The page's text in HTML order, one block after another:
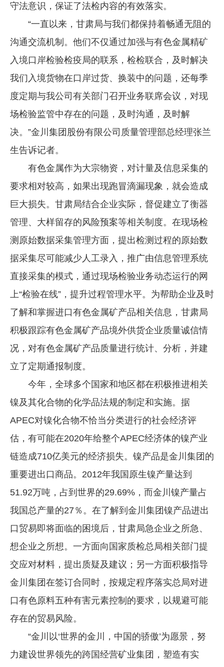
守法意识，保证了法检内容的有效落实。
“一直以来，甘肃局与我们都保持着畅通无阻的
沟通交流机制。他们不仅通过加强与有色金属精矿
入境口岸检验检疫局的联系，检检联合，及时解决
我们入境货物在口岸过货、换装中的问题，还每季
度定期与我公司有关部门召开业务联席会议，对现
场检验监管中存在的问题，及时沟通，及时解
决。”金川集团股份有限公司质量管理部总经理张兰
生告诉记者。
有色金属作为大宗物资，对计量及信息采集的
要求相对较高，如果出现跑冒滴漏现象，就会造成
巨大损失。甘肃局结合企业实际，督促建立了衡器
管理、大样留存的风险预案等相关制度。在现场检
测原始数据采集管理方面，提出检测过程的原始数
据采集尽可能减少人工录入，推广由信息管理系统
直接采集的模式，通过现场检验业务动态运行的网
上“检验在线”，提升过程管理水平。为帮助企业及时
了解和掌握进口有色金属矿产品相关信息，甘肃局
积极跟踪有色金属矿产品境外供货企业质量诚信情
况，对有色金属矿产品质量进行统计、分析，并建
立了定期通报制度。
今年，全球多个国家和地区都在积极推进相关
镍及其化合物的化学品法规的制定和实施。据
APEC对镍化合物不恰当分类进行的社会经济评
估，有可能在2020年给整个APEC经济体的镍产业
链造成710亿美元的经济损失。镍产品是金川集团的
重要进出口商品。2012年我国原生镍产量达到
51.92万吨，占到世界的29.69%，而金川镍产量占
我国总产量的27％。在了解到金川集团镍产品进出
口贸易即将面临的困境后，甘肃局急企业之所急、
想企业之所想。一方面向国家质检总局相关部门提
交应对材料，提出质疑及建议；另一方面积极指导
金川集团在签订合同时，按规定程序落实总局对进
口有色原料五种有害元素控制的要求，以规避可能
存在的贸易风险。
“金川以‘世界的金川，中国的骄傲’为愿景，努
力建设世界领先的跨国经营矿业集团，塑造有实